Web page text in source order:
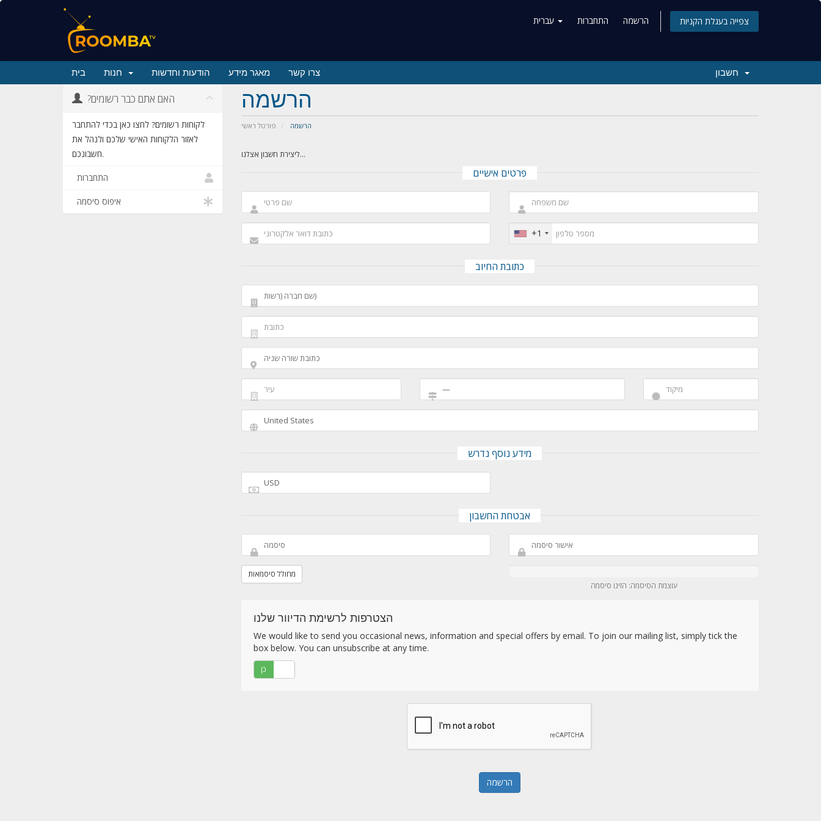
התחברות הרשמה צפייה בעגלת הקניות
בית הודעות וחדשות מאגר מידע צרו קשר
הרשמה
פורטל ראשי הרשמה
ליצירת חשבון אצלנו...
?האם אתם כבר רשומים
לקוחות רשומים? לחצו כאן בכדי להתחבר
לאזור הלקוחות האישי שלכם ולנהל את
חשבונכם.
התחברות
איפוס סיסמה
פרטים אישיים
+1
כתובת החיוב
מידע נוסף נדרש
אבטחת החשבון
מחולל סיסמאות
עוצמת הסיסמה: הזינו סיסמה
הצטרפות לרשימת הדיוור שלנו
We would like to send you occasional news, information and special offers by email. To join our mailing list, simply tick the
box below. You can unsubscribe at any time.
כן